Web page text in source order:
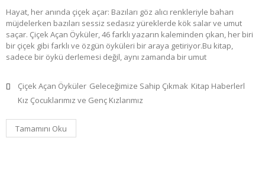
Hayat, her anında çiçek açar: Bazıları göz alıcı renkleriyle baharı
müjdelerken bazıları sessiz sedasız yüreklerde kök salar ve umut
saçar. Çiçek Açan Öyküler, 46 farklı yazarın kaleminden çıkan, her biri
bir çiçek gibi farklı ve özgün öyküleri bir araya getiriyor.Bu kitap,
sadece bir öykü derlemesi değil, aynı zamanda bir umut
Çiçek Açan Öyküler Geleceğimize Sahip Çıkmak Kitap Haberlerl
Kız Çocuklarımız ve Genç Kızlarımız
Tamamını Oku